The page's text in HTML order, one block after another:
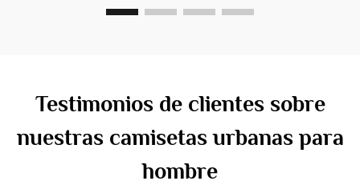
Testimonios de clientes sobre
nuestras camisetas urbanas para
hombre